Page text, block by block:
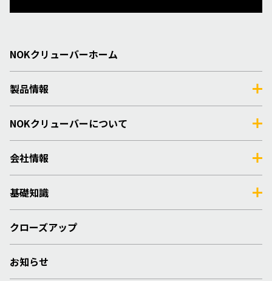
NOKクリューバーホーム
製品情報
NOKクリューバーについて
会社情報
基礎知識
クローズアップ
お知らせ